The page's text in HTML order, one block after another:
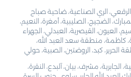
الرقعي، الري الصناعية، ضاحية صباح
الضجيج، الصليبية، أمغرة، النعيم،
العيون، القيصرية، العبدلي، الجهراء
كاظمة، منطقة سعد العبد الله،
الحرير، كبد، الروضتين، الصبية، حولي
الجابرية، مشرف، بيان، آلبدع، النقرة،